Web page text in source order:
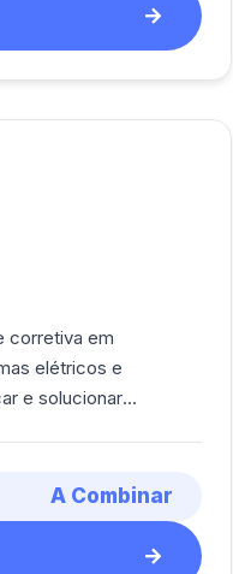
corretiva em
elétricos e
e solucionar
A Combinar